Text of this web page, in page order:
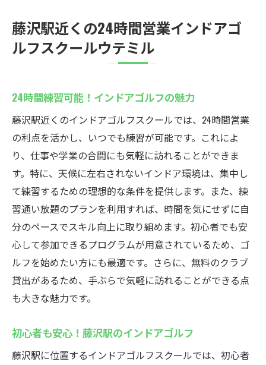
藤沢駅周辺でのインドアゴルフ体験
初心者大歓迎！藤沢駅のインドアゴルフ練習
気軽に始めるインドアゴルフのポイント
藤沢駅でのインドアゴルフ入門講座
まずは体験！インドアゴルフの初め方
インドアゴルフスクール選びのコツ
初心者歓迎！安心のインドアゴルフ環境
藤沢駅でインドアゴルフ練習通い放題の魅力
通い放題プランのメリットを紹介
コストパフォーマンス抜群の練習法
時間を気にせず練習できる魅力
藤沢駅でのゴルフ練習をもっと自由に
インドアゴルフ通い放題の活用術
24時間営業の藤沢駅インドアゴルフスクールウ
テミル
藤沢駅近くの24時間営業インドアゴ
ルフスクールウテミル
24時間練習可能！インドアゴルフの魅力
藤沢駅近くのインドアゴルフスクールでは、24時間営業
の利点を活かし、いつでも練習が可能です。これによ
り、仕事や学業の合間にも気軽に訪れることができま
す。特に、天候に左右されないインドア環境は、集中し
て練習するための理想的な条件を提供します。また、練
習通い放題のプランを利用すれば、時間を気にせずに自
分のペースでスキル向上に取り組めます。初心者でも安
心して参加できるプログラムが用意されているため、ゴ
ルフを始めたい方にも最適です。さらに、無料のクラブ
貸出があるため、手ぶらで気軽に訪れることができる点
も大きな魅力です。
初心者も安心！藤沢駅のインドアゴルフ
藤沢駅に位置するインドアゴルフスクールでは、初心者